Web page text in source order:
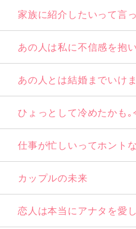
家族に紹介したいって言
あの人は私に不信感を抱
あの人とは結婚までいけ
ひょっとして冷めたかも
仕事が忙しいってホント
カップルの未来
恋人は本当にアナタを愛